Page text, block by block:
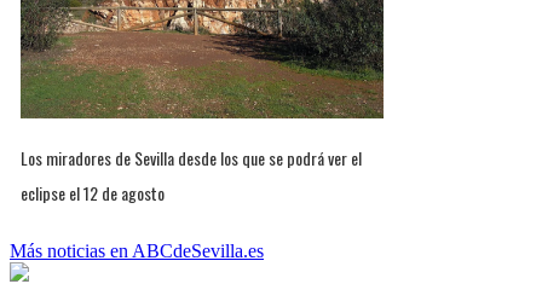
Los miradores de Sevilla desde los que se podrá ver el
eclipse el 12 de agosto
Más noticias en ABCdeSevilla.es